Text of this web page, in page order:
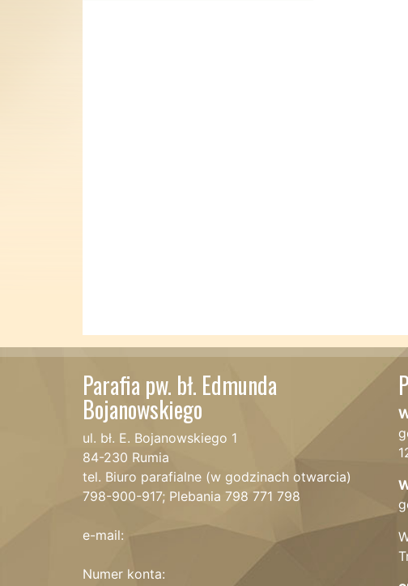
Parafia pw. bł. Edmunda
Bojanowskiego
ul. bł. E. Bojanowskiego 1
84-230 Rumia
tel. Biuro parafialne (w godzinach otwarcia)
798-900-917; Plebania 798 771 798
e-mail:
Numer konta: